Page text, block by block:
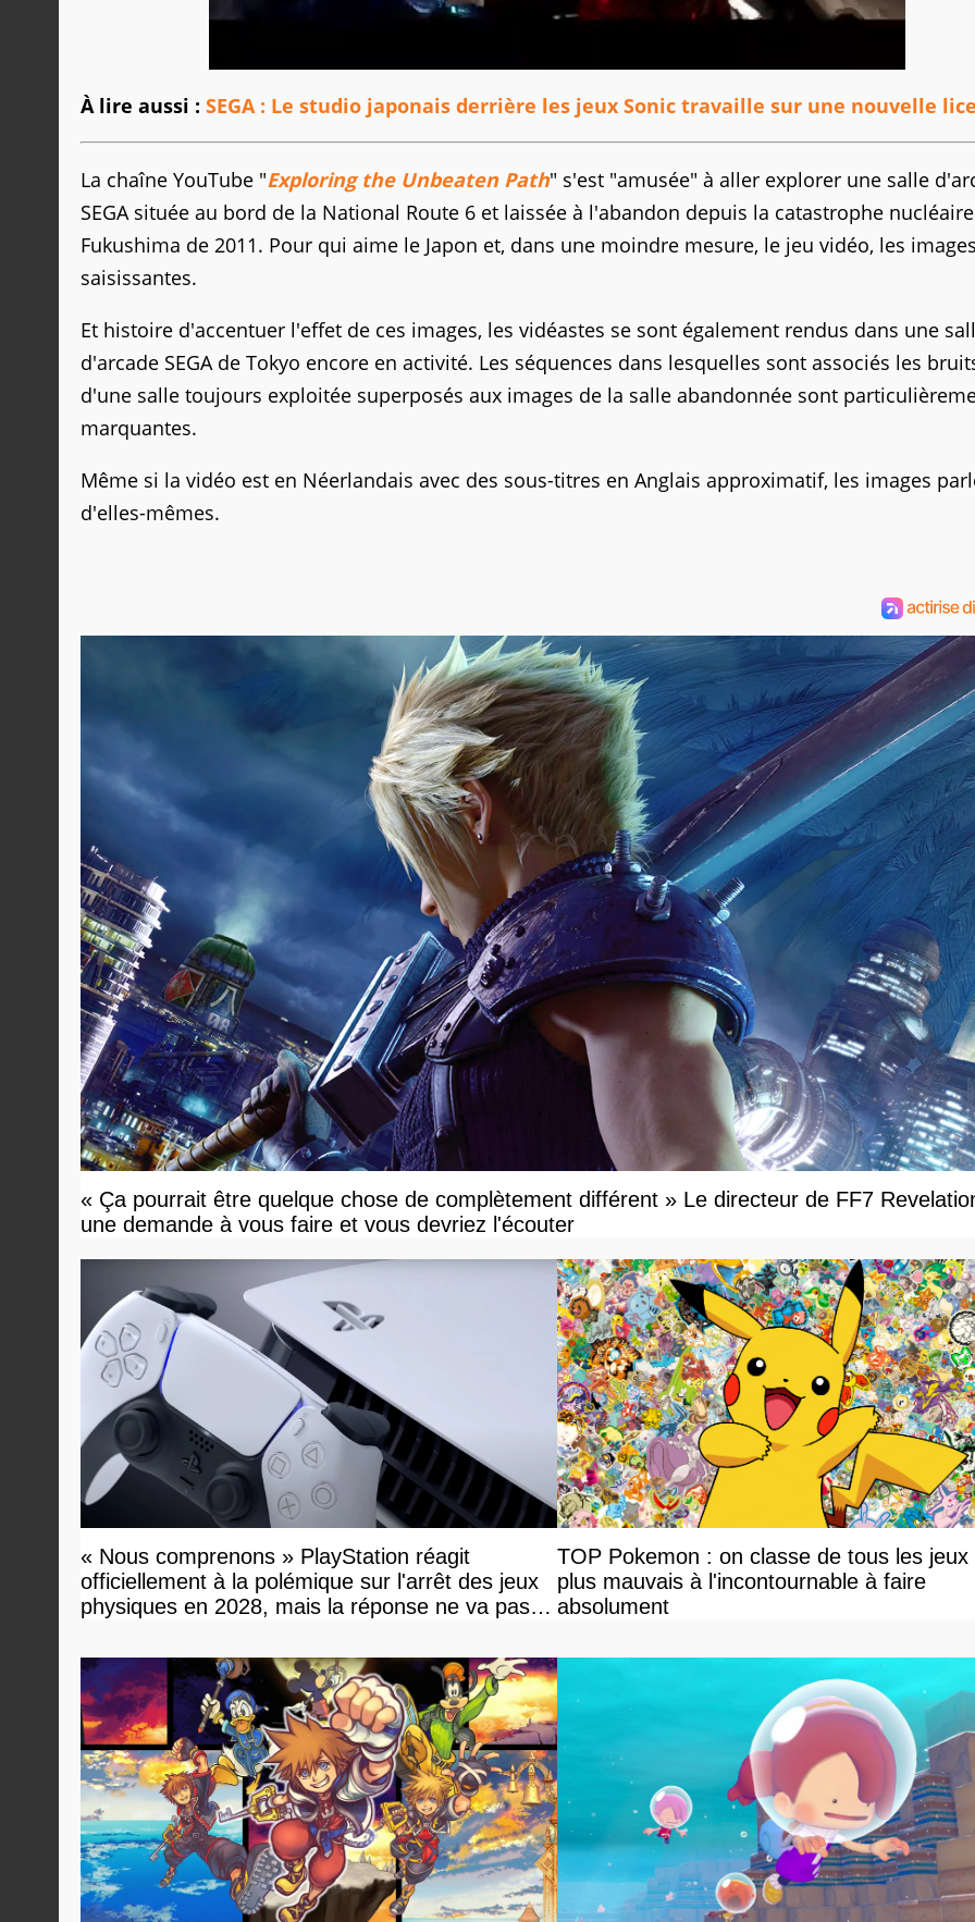
À lire aussi : SEGA : Le studio japonais derrière les jeux Sonic travaille sur une nouvelle
La chaîne YouTube "Exploring the Unbeaten Path" s'est "amusée" à aller explorer une salle
SEGA située au bord de la National Route 6 et laissée à l'abandon depuis la catastrophe
Fukushima de 2011. Pour qui aime le Japon et, dans une moindre mesure, le jeu vidéo, les
saisissantes.
Et histoire d'accentuer l'effet de ces images, les vidéastes se sont également rendus dans une
d'arcade SEGA de Tokyo encore en activité. Les séquences dans lesquelles sont associés les
d'une salle toujours exploitée superposés aux images de la salle abandonnée sont
marquantes.
Même si la vidéo est en Néerlandais avec des sous-titres en Anglais approximatif, les images
d'elles-mêmes.
« Ça pourrait être quelque chose de complètement différent » Le directeur de FF7
une demande à vous faire et vous devriez l'écouter
« Nous comprenons » PlayStation réagit
officiellement à la polémique sur l'arrêt des jeux
physiques en 2028, mais la réponse ne va pas
TOP Pokemon : on classe de tous les jeux
plus mauvais à l'incontournable à faire
absolument